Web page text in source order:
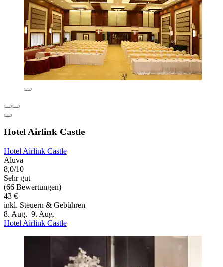
Hotel Airlink Castle
Hotel Airlink Castle
Aluva
8,0/10
Sehr gut
(66 Bewertungen)
43 €
inkl. Steuern & Gebühren
8. Aug.–9. Aug.
Hotel Airlink Castle